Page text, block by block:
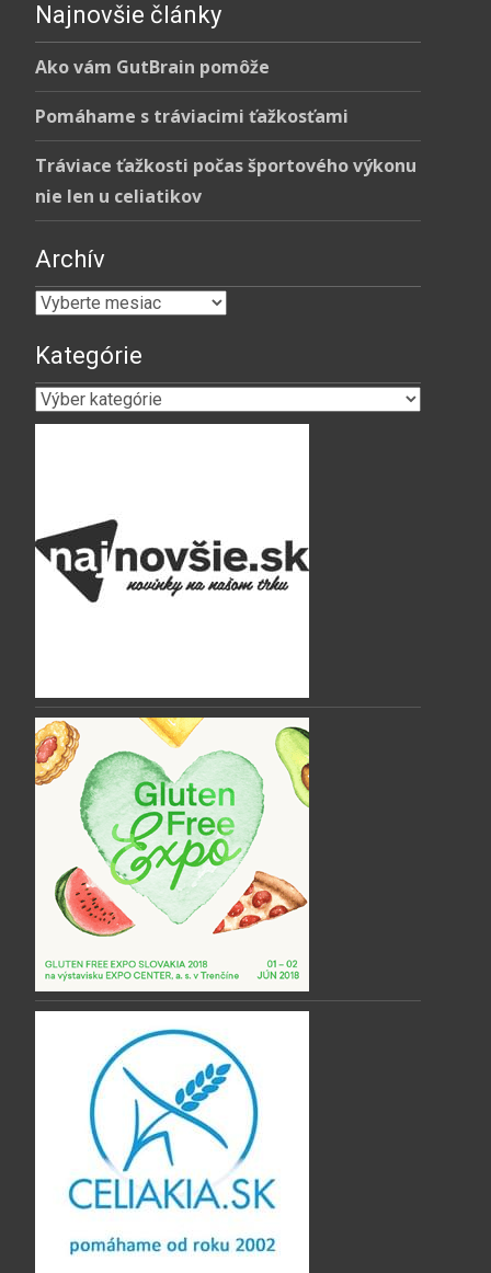
Najnovšie články
Ako vám GutBrain pomôže
Pomáhame s tráviacimi ťažkosťami
Tráviace ťažkosti počas športového výkonu
nie len u celiatikov
Archív
Archív
Kategórie
Kategórie